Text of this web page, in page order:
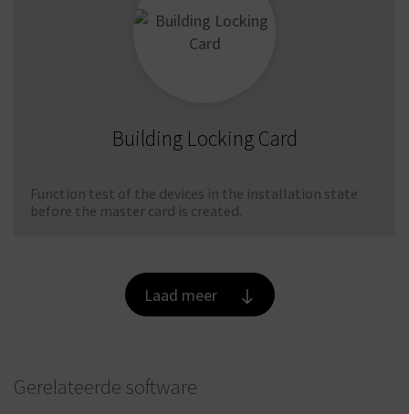
Building Locking Card
Function test of the devices in the installation state
before the master card is created.
Laad meer
Gerelateerde software